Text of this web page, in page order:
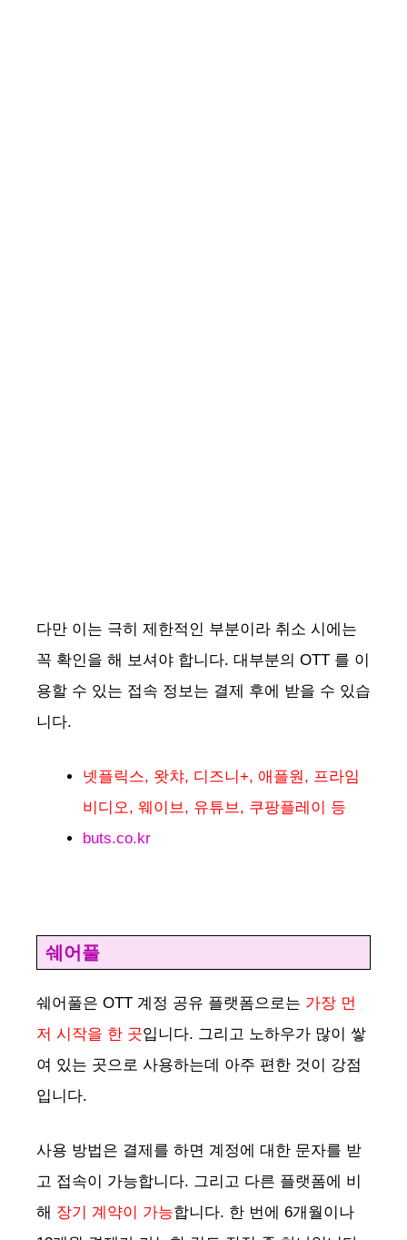
다만 이는 극히 제한적인 부분이라 취소 시에는
꼭 확인을 해 보셔야 합니다. 대부분의 OTT 를 이
용할 수 있는 접속 정보는 결제 후에 받을 수 있습
니다.
넷플릭스, 왓챠, 디즈니+, 애플원, 프라임
비디오, 웨이브, 유튜브, 쿠팡플레이 등
buts.co.kr
쉐어풀
쉐어풀은 OTT 계정 공유 플랫폼으로는 가장 먼
저 시작을 한 곳입니다. 그리고 노하우가 많이 쌓
여 있는 곳으로 사용하는데 아주 편한 것이 강점
입니다.
사용 방법은 결제를 하면 계정에 대한 문자를 받
고 접속이 가능합니다. 그리고 다른 플랫폼에 비
해 장기 계약이 가능합니다. 한 번에 6개월이나